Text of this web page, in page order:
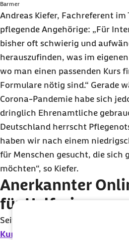
Barmer
Andreas Kiefer, Fachreferent im
pflegende Angehörige: „Für
bisher oft schwierig und
herauszufinden, was im
wo man einen passenden Kurs
Formulare nötig sind.“ Gerade
Corona-Pandemie habe sich
dringlich Ehrenamtliche
Deutschland herrscht
haben wir nach einem
für Menschen gesucht, die sich
möchten“, so Kiefer.
Anerkannter
für Helferinnen
Seit März 2025 gibt es nun ein
Kursangebot
, das genau dies